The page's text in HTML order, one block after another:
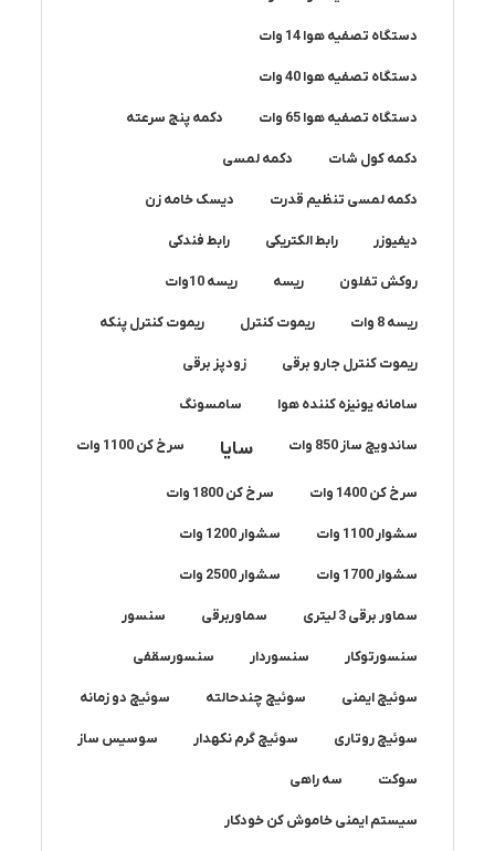
دستگاه تصفیه هوا 14 وات
دستگاه تصفیه هوا 40 وات
دستگاه تصفیه هوا 65 وات دکمه پنج سرعته
دکمه کول شات دکمه لمسی
دکمه لمسی تنظیم قدرت دیسک خامه زن
دیفیوزر رابط الکتریکی رابط فندکی
روکش تفلون ریسه ریسه 10وات
ریسه 8 وات ریموت کنترل ریموت کنترل پنکه
ریموت کنترل جارو برقی زودپز برقی
سامانه یونیزه کننده هوا سامسونگ
ساندویچ ساز 850 وات سایا سرخ کن 1100 وات
سرخ کن 1400 وات سرخ کن 1800 وات
سشوار 1100 وات سشوار 1200 وات
سشوار 1700 وات سشوار 2500 وات
سماور برقی 3 لیتری سماوربرقی سنسور
سنسورتوکار سنسوردار سنسورسقفی
سوئیچ ایمنی سوئیچ چندحالته سوئیچ دو زمانه
سوئیچ روتاری سوئیچ گرم نکهدار سوسیس ساز
سوکت سه راهی
سیستم ایمنی خاموش کن خودکار